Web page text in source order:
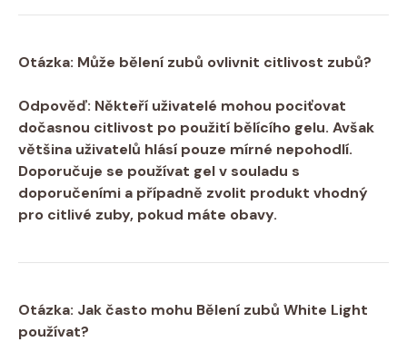
Otázka: Může bělení zubů⁣ ovlivnit citlivost zubů?
Odpověď: Někteří uživatelé mohou pociťovat
dočasnou citlivost po použití bělícího ⁤gelu. Avšak
většina uživatelů hlásí pouze mírné nepohodlí.
Doporučuje se používat gel v souladu s
doporučeními a případně zvolit produkt ‌vhodný
pro ⁣citlivé zuby, pokud máte obavy.
Otázka: Jak‌ často mohu ⁣Bělení⁢ zubů White⁣ Light​
používat?